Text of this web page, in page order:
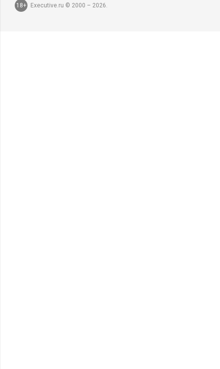
18+ Executive.ru © 2000 – 2026.